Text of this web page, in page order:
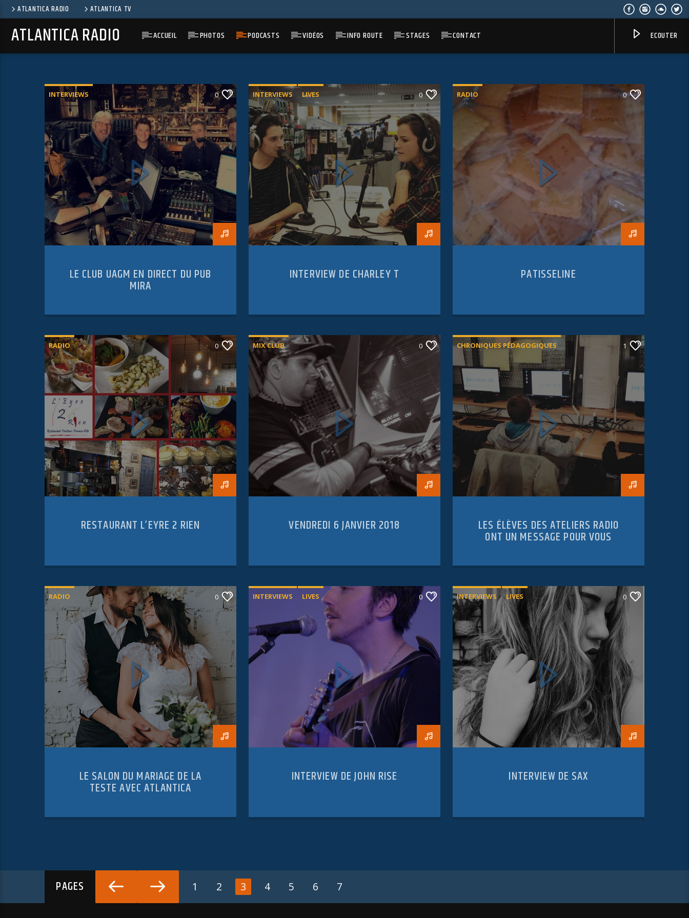
ATLANTICA RADIO ATLANTICA TV
ATLANTICA RADIO ACCUEIL PHOTOS PODCASTS VIDÉOS INFO ROUTE STAGES CONTACT ECOUTER
INTERVIEWS 0
LE CLUB UAGM EN DIRECT DU PUB
MIRA
INTERVIEWS LIVES 0
INTERVIEW DE CHARLEY T
RADIO 0
PATISSELINE
RADIO 0
RESTAURANT L’EYRE 2 RIEN
MIX CLUB 0
VENDREDI 6 JANVIER 2018
CHRONIQUES PÉDAGOGIQUES 1
LES ÉLÈVES DES ATELIERS RADIO
ONT UN MESSAGE POUR VOUS
RADIO 0
LE SALON DU MARIAGE DE LA
TESTE AVEC ATLANTICA
INTERVIEWS LIVES 0
INTERVIEW DE JOHN RISE
INTERVIEWS LIVES 0
INTERVIEW DE SAX
PAGES 1 2 3 4 5 6 7